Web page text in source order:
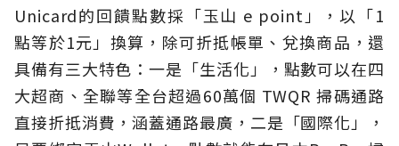
Unicard的回饋點數採「玉山 e point」，以「1
點等於1元」換算，除可折抵帳單、兌換商品，還
具備有三大特色：一是「生活化」，點數可以在四
大超商、全聯等全台超過60萬個 TWQR 掃碼通路
直接折抵消費，涵蓋通路最廣，二是「國際化」，